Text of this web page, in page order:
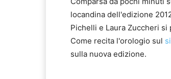
locandina dell'edizione
Pichelli e Laura Zuccheri si
Come recita l'orologio sul
sulla nuova edizione.